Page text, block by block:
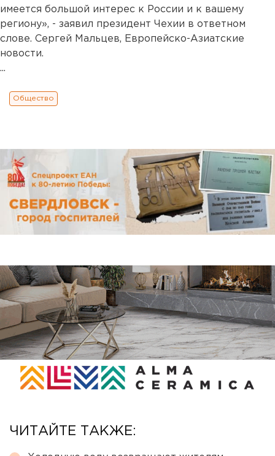
имеется большой интерес к России и к вашему
региону», - заявил президент Чехии в ответном
слове. Сергей Мальцев, Европейско-Азиатские
новости.
...
Общество
ЧИТАЙТЕ ТАКЖЕ: